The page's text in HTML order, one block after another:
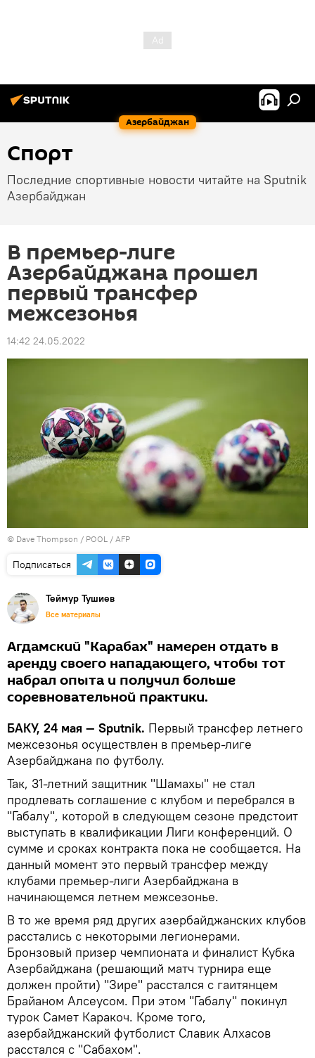
Азербайджан
Спорт
Последние спортивные новости читайте на Sputnik
Азербайджан
В премьер-лиге
Азербайджана прошел
первый трансфер
межсезонья
14:42 24.05.2022
© Dave Thompson / POOL / AFP
Подписаться
Теймур Тушиев
Все материалы
Агдамский "Карабах" намерен отдать в
аренду своего нападающего, чтобы тот
набрал опыта и получил больше
соревновательной практики.
БАКУ, 24 мая — Sputnik. Первый трансфер летнего
межсезонья осуществлен в премьер-лиге
Азербайджана по футболу.
Так, 31-летний защитник "Шамахы" не стал
продлевать соглашение с клубом и перебрался в
"Габалу", которой в следующем сезоне предстоит
выступать в квалификации Лиги конференций. О
сумме и сроках контракта пока не сообщается. На
данный момент это первый трансфер между
клубами премьер-лиги Азербайджана в
начинающемся летнем межсезонье.
В то же время ряд других азербайджанских клубов
расстались с некоторыми легионерами.
Бронзовый призер чемпионата и финалист Кубка
Азербайджана (решающий матч турнира еще
должен пройти) "Зире" расстался с гаитянцем
Брайаном Алсеусом. При этом "Габалу" покинул
турок Самет Каракоч. Кроме того,
азербайджанский футболист Славик Алхасов
расстался с "Сабахом".